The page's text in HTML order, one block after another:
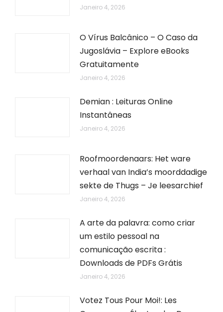
Janeiro 4, 2026
O Vírus Balcânico – O Caso da
Jugoslávia – Explore eBooks
Gratuitamente
Janeiro 4, 2026
Demian : Leituras Online
Instantâneas
Janeiro 4, 2026
Roofmoordenaars: Het ware
verhaal van India’s moorddadige
sekte de Thugs – Je leesarchief
Janeiro 4, 2026
A arte da palavra: como criar
um estilo pessoal na
comunicação escrita :
Downloads de PDFs Grátis
Janeiro 4, 2026
Votez Tous Pour Moi!: Les